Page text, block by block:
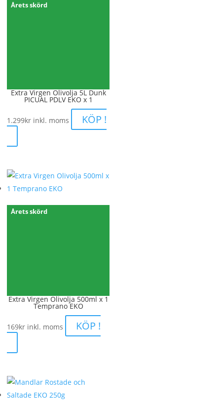
Årets skörd
Extra Virgen Olivolja 5L Dunk
PICUAL PDLV EKO x 1
1.299kr inkl. moms KÖP !
Årets skörd
Extra Virgen Olivolja 500ml x 1
Temprano EKO
169kr inkl. moms KÖP !